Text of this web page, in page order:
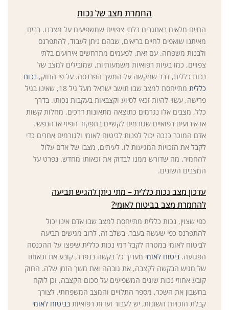
החמרת מצב של נכות
החיים מלאים באתגרים בלתי צפויים שמשפיעים על מצבנו. רבים
מאיתנו שואפים לחיים בריאים, שבהם ניתן לעבוד, להתפרנס
ולבנות משפחה. עם זאת, לפעמים מתרחשים אירועים בלתי
צפויים, כמו בעיות רפואיות משמעותיות, שמובילים למצב של
נכות כללית, דבר שמקשה על המשך הפרנסה. על פי החוק, נכות
כללית
מתייחסת למצב שבו תושב ישראל מעל גיל 18, שאינו בגיל
פרישה, עשוי להיות זכאי לסיוע וקצבאות בעקבות נכותו. בדרך
כלל, מצבים אלו נגרמים כתוצאה מתאונות דרכים, מחלות קשות
או אירועים רפואיים שגורמים לקשיים בתפקוד הפיזי או הנפשי.
אדם המוכר כנכה יכול לפנות לביטוח לאומי ולגורמים אחרים כדי
לקבל את הזכויות המגיעות לו. לעיתים, מצבו של אדם עלול
להחמיר, מה שדורש ממנו לבדוק את זכאותו מחדש. נפרט על
המצבים השונים.
עדכון מצב נכות כללית – מתי ניתן להגיש תביעה
להחמרת מצב בביטוח לאומי?
כפי שצוין, נכות כללית מתייחסת למצב שבו אדם אינו יכול
להתפרנס כפי שעשה בעבר. בשלב זה, לרוב מגישים תביעה
לביטוח לאומי במטרה לקבל דמי נכות כללית שיפצו על ההכנסה
הפגועה. ביטוח לאומי מעריך כל בקשה בנפרד, קובע את זכאותו
של מגיש הבקשה לקצבה, את גובהה ואת משך הזמן שלה. החוק
קובע אחוזי נכות שונים המשפיעים על סכום הקצבה, וכן לוקח
בחשבון את השכר, מספר התלויים והמצב המשפחתי. לצורך
קבלת הזכויות השונות, יש לעבור ועדות רפואיות בביטוח לאומי